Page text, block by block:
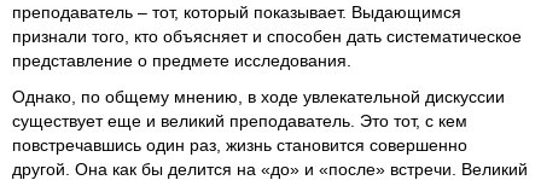
преподаватель – тот, который показывает. Выдающимся
признали того, кто объясняет и способен дать систематическое
представление о предмете исследования.
Однако, по общему мнению, в ходе увлекательной дискуссии
существует еще и великий преподаватель. Это тот, с кем
повстречавшись один раз, жизнь становится совершенно
другой. Она как бы делится на «до» и «после» встречи. Великий